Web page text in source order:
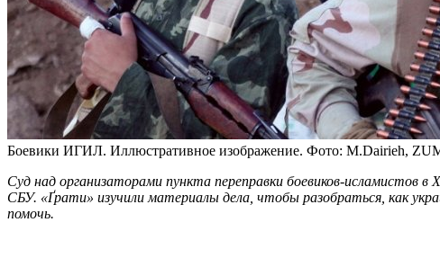
Боевики ИГИЛ. Иллюстративное изображение. Фото: M.Dairieh,
Суд над организаторами пункта переправки боевиков-исламистов в
СБУ. «Ґрати» изучили материалы дела, чтобы разобраться, как
помочь.